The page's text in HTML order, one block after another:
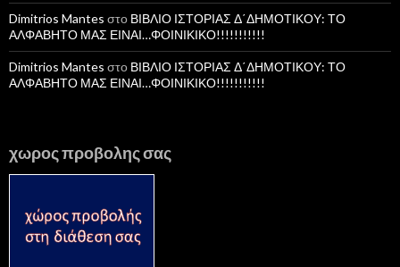
Dimitrios Mantes στο ΒΙΒΛΙΟ ΙΣΤΟΡΙΑΣ Δ΄ΔΗΜΟΤΙΚΟΥ: ΤΟ
ΑΛΦΑΒΗΤΟ ΜΑΣ ΕΙΝΑΙ…ΦΟΙΝΙΚΙΚΟ!!!!!!!!!!!
Dimitrios Mantes στο ΒΙΒΛΙΟ ΙΣΤΟΡΙΑΣ Δ΄ΔΗΜΟΤΙΚΟΥ: ΤΟ
ΑΛΦΑΒΗΤΟ ΜΑΣ ΕΙΝΑΙ…ΦΟΙΝΙΚΙΚΟ!!!!!!!!!!!
χωρος προβολης σας